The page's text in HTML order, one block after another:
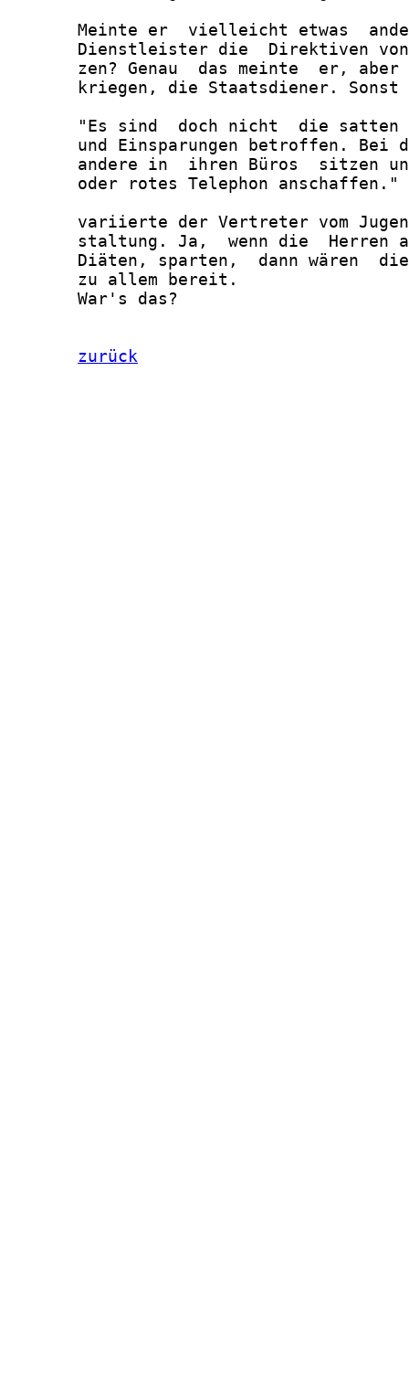
Meinte er  vielleicht etwas
Dienstleister die  Direktiven
zen? Genau  das meinte  er,
kriegen, die Staatsdiener.
"Es sind  doch nicht  die
und Einsparungen betroffen. Bei
andere in  ihren Büros  sitzen
       oder rotes Telephon anschaffen."
variierte der Vertreter vom
staltung. Ja,  wenn die  Herren
Diäten, sparten,  dann wären
       zu allem bereit.
       War's das?
zurück